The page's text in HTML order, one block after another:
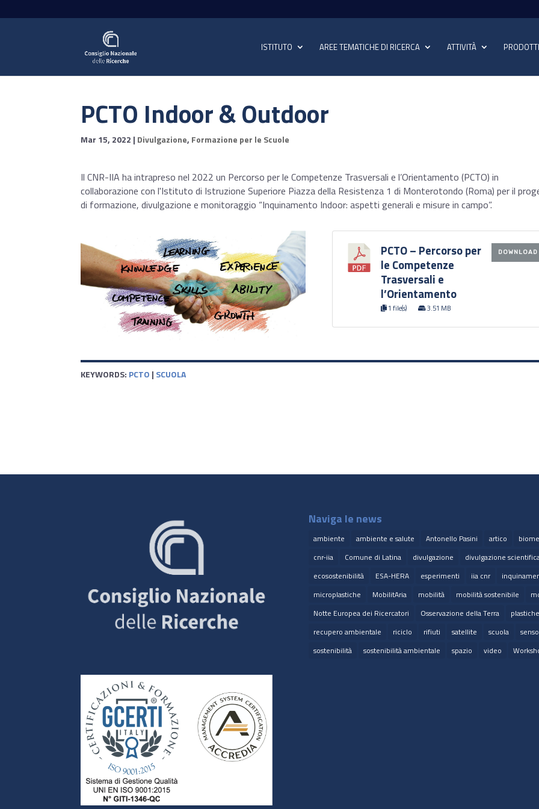
ISTITUTO AREE TEMATICHE DI RICERCA ATTIVITÀ PRODOTTI
PCTO Indoor & Outdoor
Mar 15, 2022 | Divulgazione, Formazione per le Scuole
Il CNR-IIA ha intrapreso nel 2022 un Percorso per le Competenze Trasversali e l’Orientamento (PCTO) in
collaborazione con l'Istituto di Istruzione Superiore Piazza della Resistenza 1 di Monterotondo (Roma) per il
di formazione, divulgazione e monitoraggio “Inquinamento Indoor: aspetti generali e misure in campo”.
PCTO – Percorso per
le Competenze
Trasversali e
l’Orientamento
1 file(s) 3.51 MB
DOWNLOAD
KEYWORDS: PCTO | SCUOLA
Naviga le news
ambiente ambiente e salute Antonello Pasini artico
cnr-iia
Comune di Latina divulgazione divulgazione
ecosostenibilità
ESA-HERA esperimenti iia cnr
microplastiche
MobilitAria mobilità mobilità sostenibile
Notte Europea dei Ricercatori
Osservazione della Terra
recupero ambientale
riciclo rifiuti satellite scuola
sostenibilità
sostenibilità ambientale spazio video